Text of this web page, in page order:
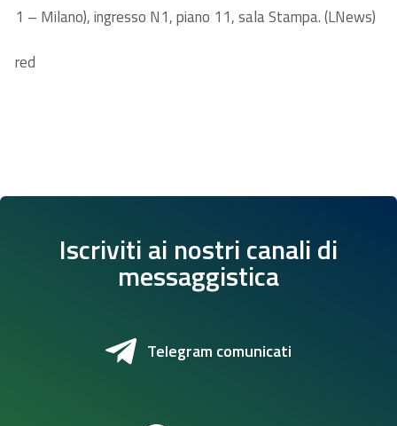
1 – Milano), ingresso N1, piano 11, sala Stampa. (LNews)
red
Iscriviti ai nostri canali di
messaggistica
Telegram comunicati